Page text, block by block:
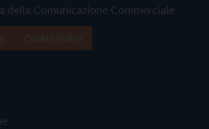
della Comunicazione Commerciale